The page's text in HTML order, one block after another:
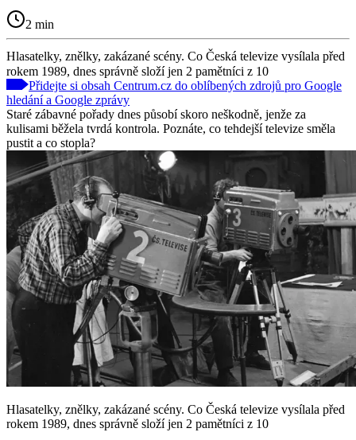
2 min
Hlasatelky, znělky, zakázané scény. Co Česká televize vysílala před
rokem 1989, dnes správně složí jen 2 pamětníci z 10
Přidejte si obsah Centrum.cz do oblíbených zdrojů pro Google
hledání a Google zprávy
Staré zábavné pořady dnes působí skoro neškodně, jenže za
kulisami běžela tvrdá kontrola. Poznáte, co tehdejší televize směla
pustit a co stopla?
Hlasatelky, znělky, zakázané scény. Co Česká televize vysílala před
rokem 1989, dnes správně složí jen 2 pamětníci z 10